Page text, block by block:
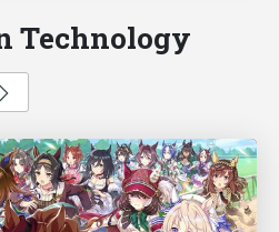
Technology